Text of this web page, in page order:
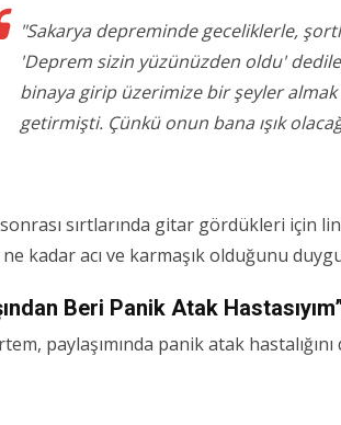
"Sakarya depreminde geceliklerle,
'Deprem sizin yüzünüzden oldu'
binaya girip üzerimize bir şeyler almak
getirmişti. Çünkü onun bana ışık
sırtlarında gitar gördükleri için
kadar acı ve karmaşık olduğunu
Beri Panik Atak
paylaşımında panik atak